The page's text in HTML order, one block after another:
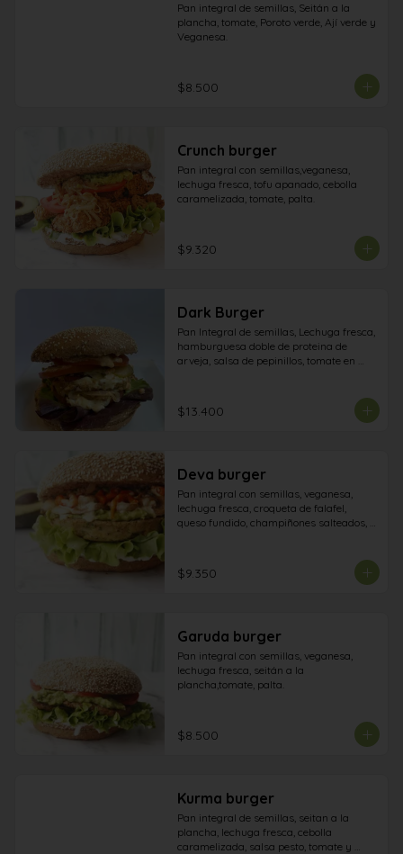
Pan integral de semillas, Seitán a la
plancha, tomate, Poroto verde, Ají verde y
Veganesa.
$8.500
Crunch burger
Pan integral con semillas,veganesa,
lechuga fresca, tofu apanado, cebolla
caramelizada, tomate, palta.
$9.320
Dark Burger
Pan Integral de semillas, Lechuga fresca,
hamburguesa doble de proteina de
arveja, salsa de pepinillos, tomate en
$13.400
Deva burger
Pan integral con semillas, veganesa,
lechuga fresca, croqueta de falafel,
queso fundido, champiñones salteados,
$9.350
Garuda burger
Pan integral con semillas, veganesa,
lechuga fresca, seitán a la
plancha,tomate, palta.
$8.500
Kurma burger
Pan integral de semillas, seitan a la
plancha, lechuga fresca, cebolla
caramelizada, salsa pesto, tomate y